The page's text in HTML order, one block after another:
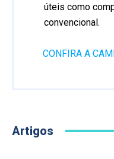
úteis como
convencional.
CONFIRA A
Artigos